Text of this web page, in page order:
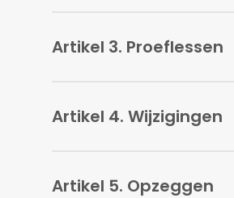
Artikel 3. Proeflessen
Artikel 4. Wijzigingen
Artikel 5. Opzeggen